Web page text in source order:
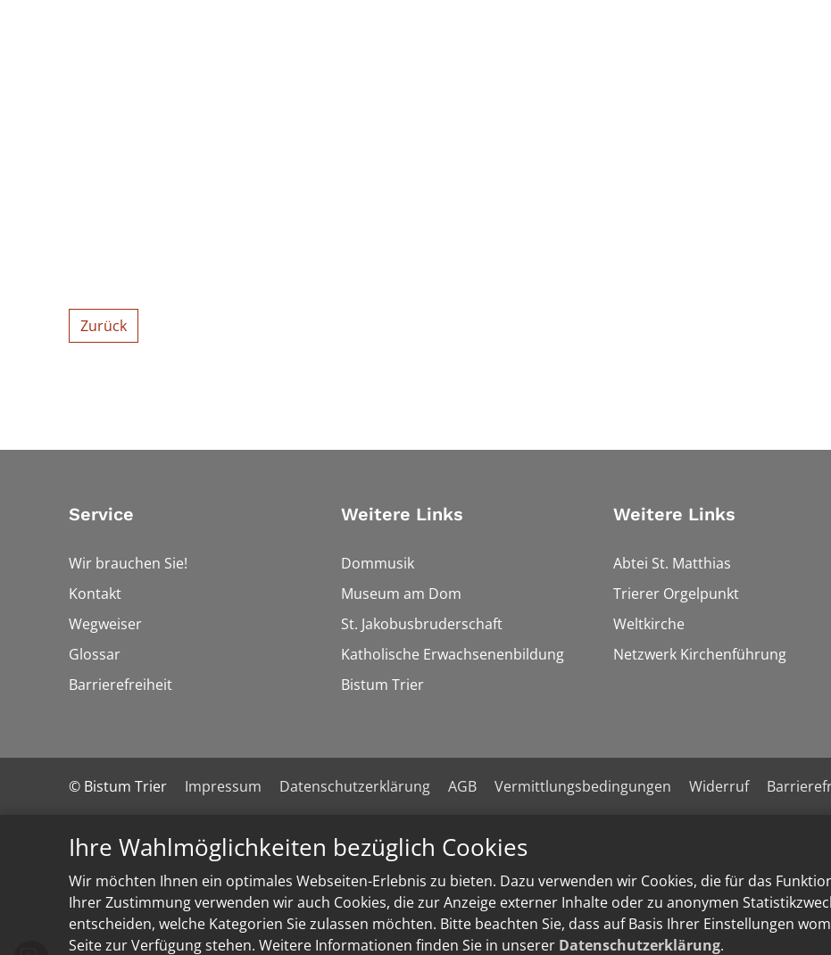
Ihre Wahlmöglichkeiten bezüglich Cookies
Wir möchten Ihnen ein optimales Webseiten-Erlebnis zu bieten. Dazu verwenden wir Cookies, die für das
Ihrer Zustimmung verwenden wir auch Cookies, die zur Anzeige externer Inhalte oder zu anonymen
entscheiden, welche Kategorien Sie zulassen möchten. Bitte beachten Sie, dass auf Basis Ihrer Einstellungen
Seite zur Verfügung stehen. Weitere Informationen finden Sie in unserer Datenschutzerklärung.
Zurück
Service
Wir brauchen Sie!
Kontakt
Wegweiser
Glossar
Barrierefreiheit
Weitere Links
Dommusik
Museum am Dom
St. Jakobusbruderschaft
Katholische Erwachsenenbildung
Bistum Trier
Weitere Links
Abtei St. Matthias
Trierer Orgelpunkt
Weltkirche
Netzwerk Kirchenführung
© Bistum Trier Impressum Datenschutzerklärung AGB Vermittlungsbedingungen Widerruf